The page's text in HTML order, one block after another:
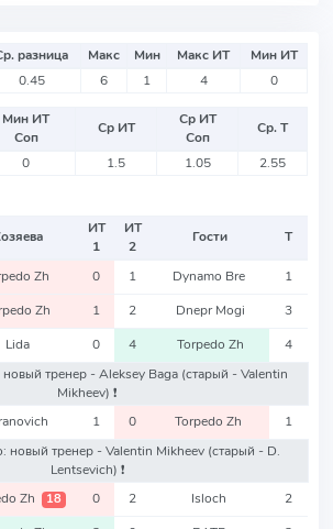
разница Макс Мин Макс ИТ
Мин ИТ
0.45 6 1 4 0
Мин ИТ
Соп
Ср ИТ
Ср ИТ
Соп
Ср. Т
0 1.5 1.05 2.55
ИТ
1
ИТ
2
Гости Т
Zh 0 1 Dynamo Bre 1
Zh 1 2 Dnepr Mogi 3
Lida 0 4 Torpedo Zh
4
новый тренер - Aleksey Baga (старый - Valentin
Mikheev) ❗️
1 0 Torpedo Zh
1
новый тренер - Valentin Mikheev (старый - D.
Lentsevich) ❗️
Zh 18 0 2 Isloch 2